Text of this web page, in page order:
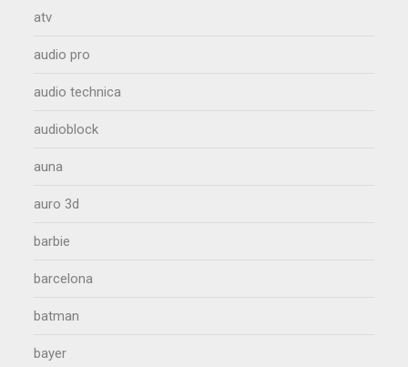
atv
audio pro
audio technica
audioblock
auna
auro 3d
barbie
barcelona
batman
bayer